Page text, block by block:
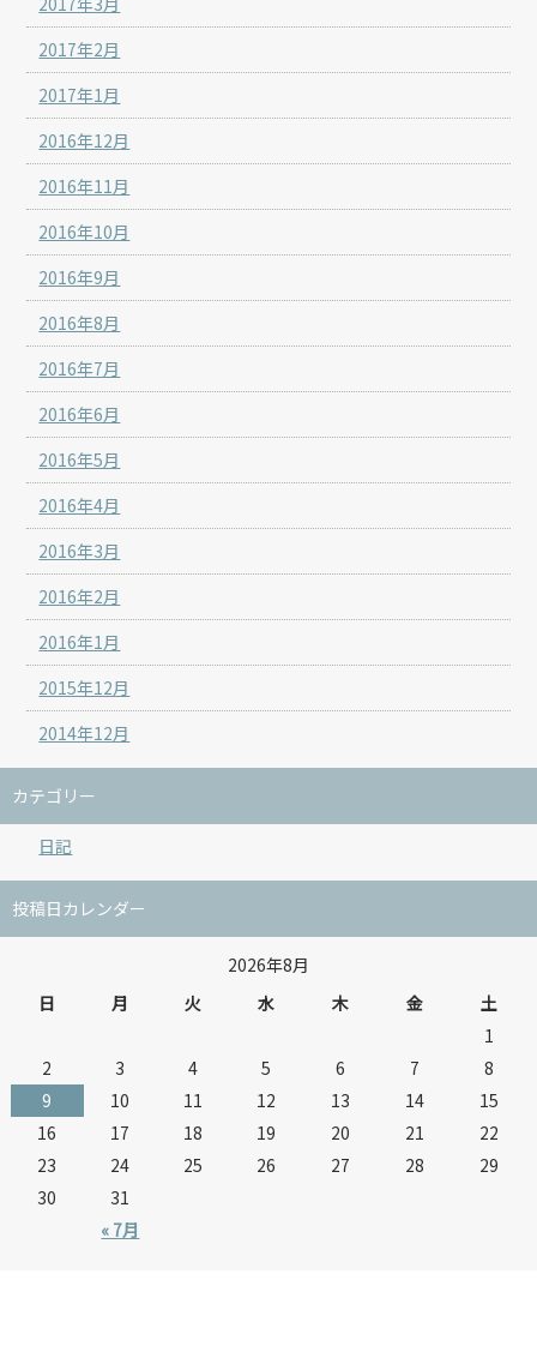
2017年2月
2017年1月
2016年12月
2016年11月
2016年10月
2016年9月
2016年8月
2016年7月
2016年6月
2016年5月
2016年4月
2016年3月
2016年2月
2016年1月
2015年12月
2014年12月
カテゴリー
日記
投稿日カレンダー
2026年8月
日
月 火 水 木 金 土
« 7月
1
2
3 4 5 6 7
8
9
10 11 12 13 14
15
16
17 18 19 20 21
22
23
24 25 26 27 28
29
30
31